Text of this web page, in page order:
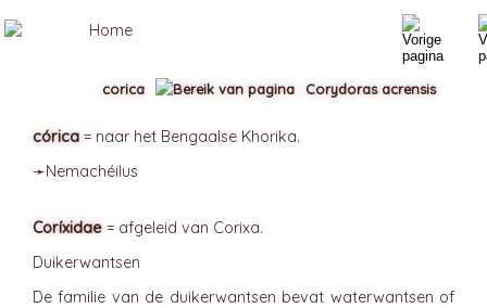
córica = naar het Bengaalse Khorika.
➛Nemachéilus
Coríxidae = afgeleid van Corixa.
Duikerwantsen
De familie van de duikerwantsen bevat waterwantsen of
corica Corydoras acrensis